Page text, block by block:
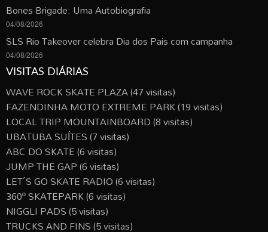
Bones Brigade: Uma Autobiografia
04/08/2026
SLS Rio Takeover celebra Dia dos Pais com campanha
04/08/2026
VISITAS DIÁRIAS
WAVE ROCK SKATE PLAZA(47 visitas)
FAZENDINHA MOTO EXTREME PARK(19 visitas)
LOCAL TRIP MOUNTAINBOARD(8 visitas)
UBATUBA SUÍTES(7 visitas)
ABC DO SKATE(6 visitas)
JUMP THE GAP(6 visitas)
LET´S GO SKATE RADIO(6 visitas)
360º SKATEPARK(6 visitas)
NIGGLI PADS(5 visitas)
TRUCKS AND FINS(5 visitas)